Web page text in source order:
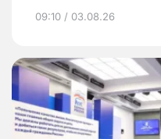
09:10 / 03.08.26